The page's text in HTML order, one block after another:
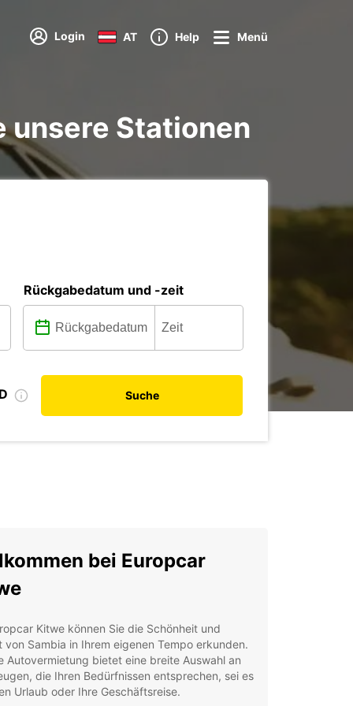
Login AT Help Menü
unsere Stationen
Rückgabedatum und -zeit
Suche
bei Europcar
Kitwe können Sie die Schönheit und
von Sambia in Ihrem eigenen Tempo erkunden.
Autovermietung bietet eine breite Auswahl an
die Ihren Bedürfnissen entsprechen, sei es
Urlaub oder Ihre Geschäftsreise.